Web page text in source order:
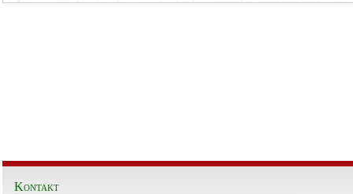
Kontakt